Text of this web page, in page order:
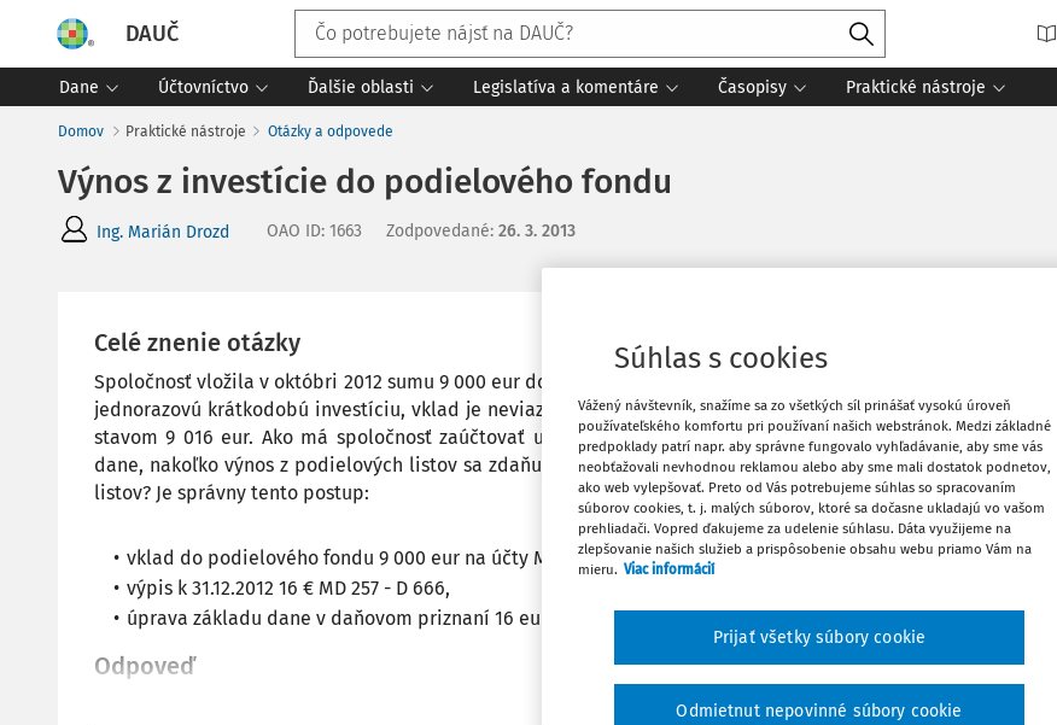
DAUČ
Dane Účtovníctvo Ďalšie oblasti Legislatíva a komentáre Časopisy Praktické nástroje
Domov Praktické nástroje Otázky a odpovede
Výnos z investície do podielového fondu
Ing. Marián Drozd OAO ID: 1663 Zodpovedané: 26. 3. 2013
Celé znenie otázky
Spoločnosť vložila v októbri 2012 sumu 9 000 eur do depozitného podielového fondu. Ide o
jednorazovú krátkodobú investíciu, vklad je neviazaný. K 31.12. 2012 prišiel výpis z účtu so
stavom 9 016 eur. Ako má spoločnosť zaúčtovať uvedené operácie a ako upraviť základ
dane, nakoľko výnos z podielových listov sa zdaňuje zrážkou až pri vyplatení podielových
listov? Je správny tento postup:
vklad do podielového fondu 9 000 eur na účty MD 257 - D 221,
výpis k 31.12.2012 16 € MD 257 - D 666,
úprava základu dane v daňovom priznaní 16 eur na riadku 290.
Odpoveď
Stiahnuť
Vytlačiť
Zdieľať
Súhlas s cookies
Vážený návštevník, snažíme sa zo všetkých síl prinášať vysokú úroveň
používateľského komfortu pri používaní našich webstránok. Medzi základné
predpoklady patrí napr. aby správne fungovalo vyhľadávanie, aby sme vás
neobťažovali nevhodnou reklamou alebo aby sme mali dostatok podnetov,
ako web vylepšovať. Preto od Vás potrebujeme súhlas so spracovaním
súborov cookies, t. j. malých súborov, ktoré sa dočasne ukladajú vo vašom
prehliadači. Vopred ďakujeme za udelenie súhlasu. Dáta využijeme na
zlepšovanie našich služieb a prispôsobenie obsahu webu priamo Vám na
mieru. Viac informácií
Odmietnut nepovinné súbory cookie
Prijať všetky súbory cookie